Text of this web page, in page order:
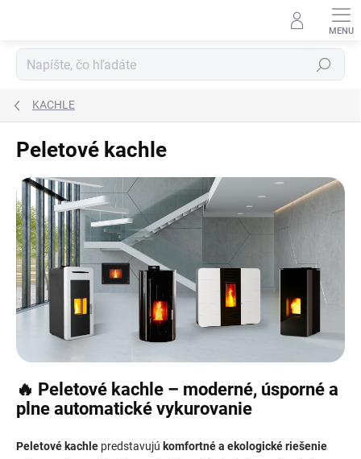
Hľadať
KACHLE
Peletové kachle
🔥 Peletové kachle – moderné, úsporné a
plne automatické vykurovanie
Peletové kachle predstavujú komfortné a ekologické riešenie